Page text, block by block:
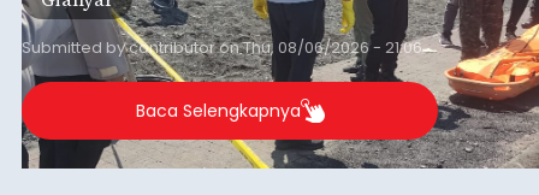
Submitted bycontributoronThu, 08/06/2026 - 21:06
Baca Selengkapnya